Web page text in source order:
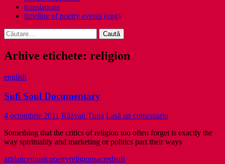
translations
timeline of poetry events (eng)
Caută
după:
Arhive etichete: religion
english
Sufi Soul Documentary
4 octombrie 2011 Răzvan Țupa Lasă un comentariu
Something that the critics of religion too often forget is exactly the
way spirituality and marketing or politics part their ways
artdancemusicpoetryreligionsacredsufi